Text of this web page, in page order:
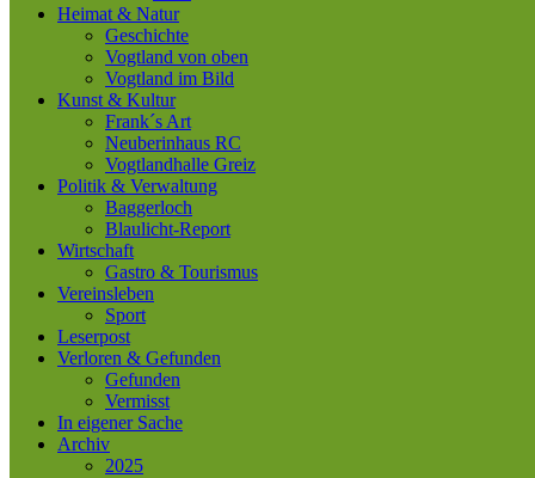
Heimat & Natur
Geschichte
Vogtland von oben
Vogtland im Bild
Kunst & Kultur
Frank´s Art
Neuberinhaus RC
Vogtlandhalle Greiz
Politik & Verwaltung
Baggerloch
Blaulicht-Report
Wirtschaft
Gastro & Tourismus
Vereinsleben
Sport
Leserpost
Verloren & Gefunden
Gefunden
Vermisst
In eigener Sache
Archiv
2025